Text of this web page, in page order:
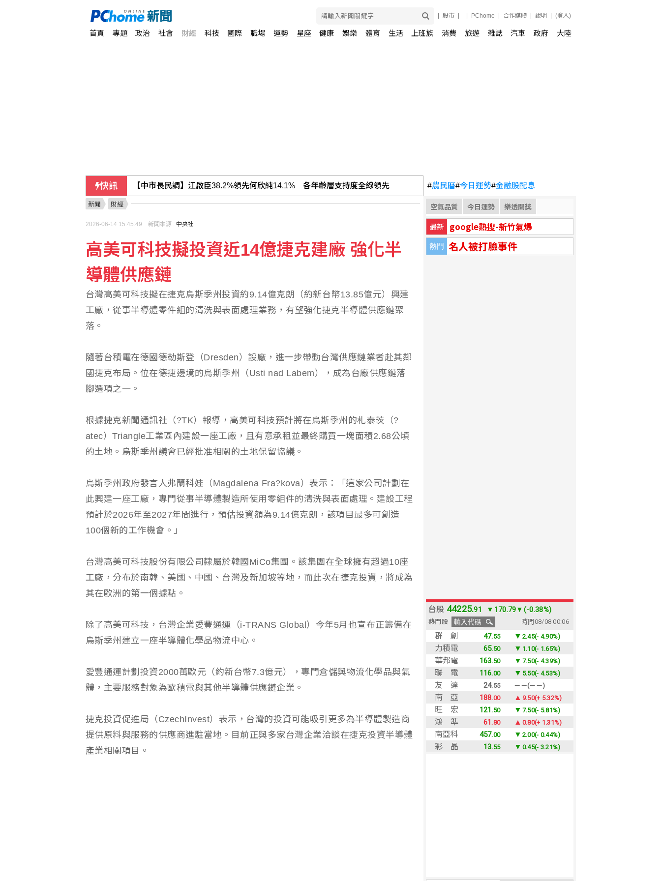
股市 PChome 合作媒體 說明 (登入)
首頁 專題 政治 社會 財經 科技 國際 職場 運勢 星座 健康 娛樂 體育 生活 上班族 消費 旅遊 雜誌 汽車 政府 大陸
快訊 香港宏福苑大火最終調查報告公布 菸頭引燃施工雜物
隊友罕見給援護 布雷克：告訴自己不要搞砸
【中市長民調】江啟臣38.2%領先何欣純14.1% 各年齡層支持度全線領先
#農民曆#今日運勢#金融股配息
空氣品質 今日運勢 樂透開獎
最新 google熱搜-新竹氣爆
熱門 名人被打臉事件
新聞 財經
2026-06-14 15:45:49 新聞來源 : 中央社
高美可科技擬投資近14億捷克建廠 強化半
導體供應鏈
台灣高美可科技擬在捷克烏斯季州投資約9.14億克朗（約新台幣13.85億元）興建
工廠，從事半導體零件組的清洗與表面處理業務，有望強化捷克半導體供應鏈聚
落。
隨著台積電在德國德勒斯登（Dresden）設廠，進一步帶動台灣供應鏈業者赴其鄰
國捷克布局。位在德捷邊境的烏斯季州（Usti nad Labem），成為台廠供應鏈落
腳選項之一。
根據捷克新聞通訊社（?TK）報導，高美可科技預計將在烏斯季州的札泰茨（?
atec）Triangle工業區內建設一座工廠，且有意承租並最終購買一塊面積2.68公頃
的土地。烏斯季州議會已經批准相關的土地保留協議。
烏斯季州政府發言人弗蘭科娃（Magdalena Fra?kova）表示：「這家公司計劃在
此興建一座工廠，專門從事半導體製造所使用零組件的清洗與表面處理。建設工程
預計於2026年至2027年間進行，預估投資額為9.14億克朗，該項目最多可創造
100個新的工作機會。」
台灣高美可科技股份有限公司隸屬於韓國MiCo集團。該集團在全球擁有超過10座
工廠，分布於南韓、美國、中國、台灣及新加坡等地，而此次在捷克投資，將成為
其在歐洲的第一個據點。
除了高美可科技，台灣企業愛豐通運（i-TRANS Global）今年5月也宣布正籌備在
烏斯季州建立一座半導體化學品物流中心。
愛豐通運計劃投資2000萬歐元（約新台幣7.3億元），專門倉儲與物流化學品與氣
體，主要服務對象為歐積電與其他半導體供應鏈企業。
捷克投資促進局（CzechInvest）表示，台灣的投資可能吸引更多為半導體製造商
提供原料與服務的供應商進駐當地。目前正與多家台灣企業洽談在捷克投資半導體
產業相關項目。